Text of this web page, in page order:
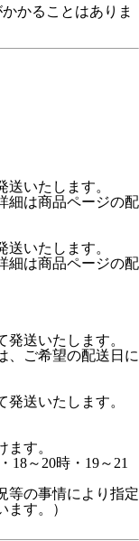
かることはありま
いたします。
細は商品ページの配
いたします。
細は商品ページの配
送いたします。
、ご希望の配送日に
送いたします。
す。
18～20時・19～21
等の事情により指定
す。）